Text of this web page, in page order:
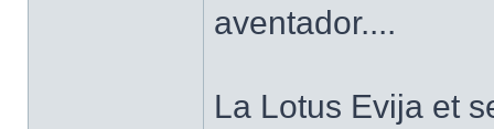
aventador....
La Lotus Evija et